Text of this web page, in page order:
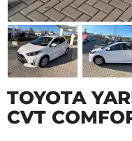
TOYOTA
CVT